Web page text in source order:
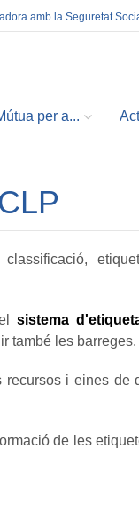
amb la Seguretat
per a...
sistema
també les barreges.
recursos i eines
de les